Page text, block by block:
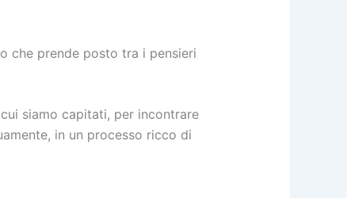
che prende posto tra i pensieri
siamo capitati, per incontrare
in un processo ricco di